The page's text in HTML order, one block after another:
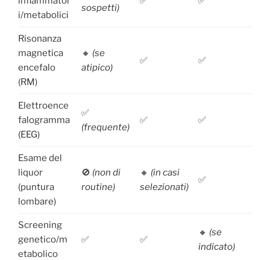
i/metabolici
sospetti)
Risonanza
magnetica
encefalo
(RM)
🔸 (se
atipico)
✅ ✅
Elettroence
falogramma
(EEG)
✅
(frequente)
✅ ✅
Esame del
liquor
(puntura
lombare)
🚫 (non di
routine)
🔸 (in casi
selezionati)
✅
Screening
genetico/m
etabolico
✅ ✅
🔸 (se
indicato)